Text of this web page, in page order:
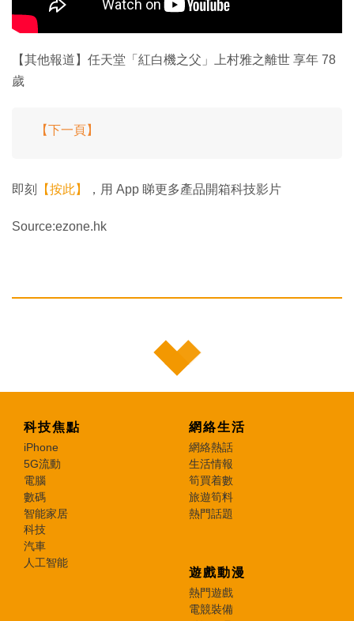
【其他報道】任天堂「紅白機之父」上村雅之離世 享年 78
歲
【下一頁】
即刻 【按此】 ，用 App 睇更多產品開箱科技影片
Source:ezone.hk
科技焦點
iPhone
5G流動
電腦
數碼
智能家居
科技
汽車
人工智能
網絡生活
網絡熱話
生活情報
筍買着數
旅遊筍料
熱門話題
遊戲動漫
熱門遊戲
電競裝備